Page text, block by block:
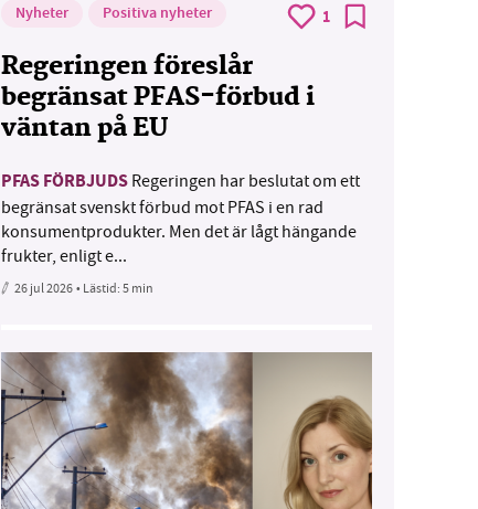
Nyheter Positiva nyheter 1
Regeringen föreslår
begränsat PFAS-förbud i
väntan på EU
PFAS FÖRBJUDS Regeringen har beslutat om ett
begränsat svenskt förbud mot PFAS i en rad
konsumentprodukter. Men det är lågt hängande
frukter, enligt e...
26 jul 2026• Lästid:5 min